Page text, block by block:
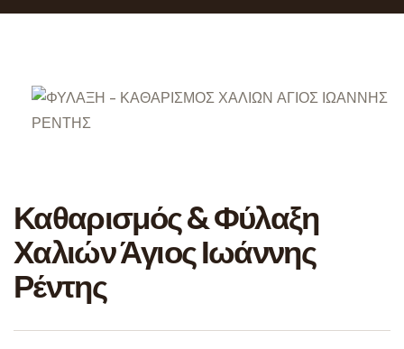
Καθαρισμός & Φύλαξη
Χαλιών Άγιος Ιωάννης
Ρέντης